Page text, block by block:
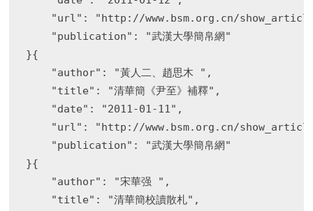
"url": "http://www.bsm.org.cn/
    "publication": "武漢大學簡帛網"
}{
    "author": "黃人二、趙思木 ",
    "title": "清華簡《尹至》補釋",
    "date": "2011-01-11",
"url": "http://www.bsm.org.cn/
    "publication": "武漢大學簡帛網"
}{
    "author": "宋華强 ",
    "title": "清華簡校讀散札",